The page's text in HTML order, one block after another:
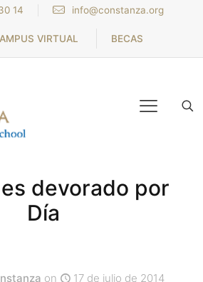
14 info@constanza.org
VIRTUAL BECAS
devorado por
Día
on 17 de julio de 2014